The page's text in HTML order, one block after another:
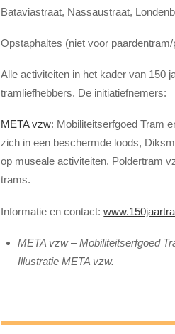
Bataviastraat, Nassaustraat,
Opstaphaltes (niet voor
Alle activiteiten in het kader van 150
tramliefhebbers. De initiatiefnemers:
META vzw: Mobiliteitserfgoed Tram
zich in een beschermde loods,
op museale activiteiten. Poldertram
trams.
Informatie en contact:
META vzw – Mobiliteitserfgoed
Illustratie META vzw.